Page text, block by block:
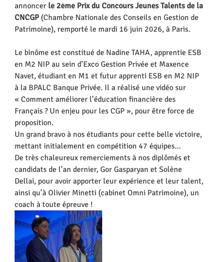
annoncer le 2ème Prix du Concours Jeunes Talents de la
CNCGP(Chambre Nationale des Conseils en Gestion de
Patrimoine), remporté le mardi 16 juin 2026, à Paris.
Le binôme est constitué de Nadine TAHA, apprentie ESB
en M2 NIP au sein d’Exco Gestion Privée et Maxence
Navet, étudiant en M1 et futur apprenti ESB en M2 NIP
à la BPALC Banque Privée. Il a réalisé une vidéo sur
« Comment améliorer l’éducation financière des
Français ? Un enjeu pour les CGP », pour être force de
proposition.
Un grand bravo à nos étudiants pour cette belle victoire,
mettant initialement en compétition 47 équipes…
De très chaleureux remerciements à nos diplômés et
candidats de l’an dernier, Gor Gasparyan et Solène
Dellai, pour avoir apporter leur expérience et leur talent,
ainsi qu’à Olivier Minetti (cabinet Omni Patrimoine), un
coach à toute épreuve !